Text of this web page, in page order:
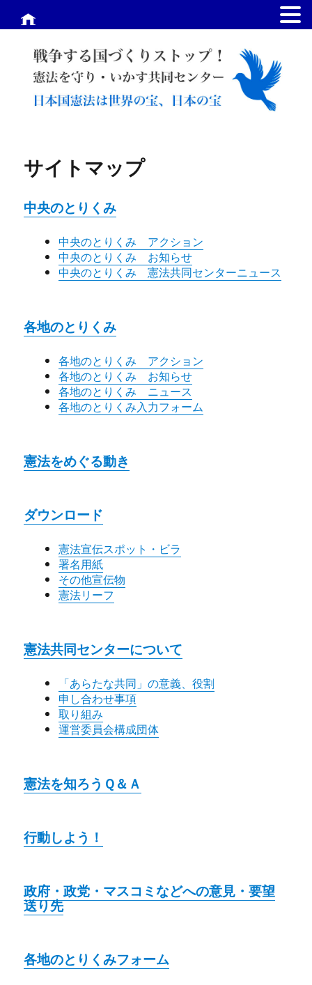
サイトマップ
中央のとりくみ
中央のとりくみ アクション
中央のとりくみ お知らせ
中央のとりくみ 憲法共同センターニュース
各地のとりくみ
各地のとりくみ アクション
各地のとりくみ お知らせ
各地のとりくみ ニュース
各地のとりくみ入力フォーム
憲法をめぐる動き
ダウンロード
憲法宣伝スポット・ビラ
署名用紙
その他宣伝物
憲法リーフ
憲法共同センターについて
「あらたな共同」の意義、役割
申し合わせ事項
取り組み
運営委員会構成団体
憲法を知ろうＱ＆Ａ
行動しよう！
政府・政党・マスコミなどへの意見・要望
送り先
各地のとりくみフォーム